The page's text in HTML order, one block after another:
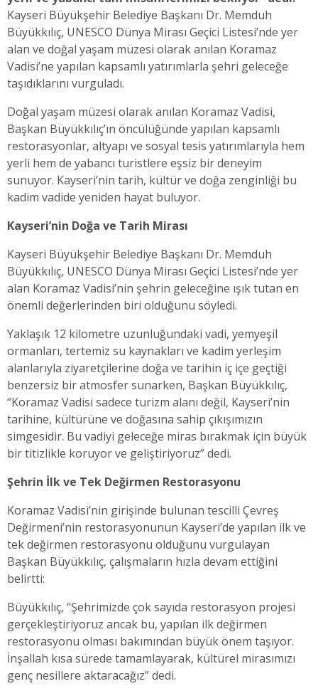
Kayseri Büyükşehir Belediye Başkanı Dr. Memduh
Büyükkılıç, UNESCO Dünya Mirası Geçici Listesi’nde yer
alan ve doğal yaşam müzesi olarak anılan Koramaz
Vadisi’ne yapılan kapsamlı yatırımlarla şehri geleceğe
taşıdıklarını vurguladı.
Doğal yaşam müzesi olarak anılan Koramaz Vadisi,
Başkan Büyükkılıç’ın öncülüğünde yapılan kapsamlı
restorasyonlar, altyapı ve sosyal tesis yatırımlarıyla hem
yerli hem de yabancı turistlere eşsiz bir deneyim
sunuyor. Kayseri’nin tarih, kültür ve doğa zenginliği bu
kadim vadide yeniden hayat buluyor.
Kayseri’nin Doğa ve Tarih Mirası
Kayseri Büyükşehir Belediye Başkanı Dr. Memduh
Büyükkılıç, UNESCO Dünya Mirası Geçici Listesi’nde yer
alan Koramaz Vadisi’nin şehrin geleceğine ışık tutan en
önemli değerlerinden biri olduğunu söyledi.
Yaklaşık 12 kilometre uzunluğundaki vadi, yemyeşil
ormanları, tertemiz su kaynakları ve kadim yerleşim
alanlarıyla ziyaretçilerine doğa ve tarihin iç içe geçtiği
benzersiz bir atmosfer sunarken, Başkan Büyükkılıç,
“Koramaz Vadisi sadece turizm alanı değil, Kayseri’nin
tarihine, kültürüne ve doğasına sahip çıkışımızın
simgesidir. Bu vadiyi geleceğe miras bırakmak için büyük
bir titizlikle koruyor ve geliştiriyoruz” dedi.
Şehrin İlk ve Tek Değirmen Restorasyonu
Koramaz Vadisi’nin girişinde bulunan tescilli Çevreş
Değirmeni’nin restorasyonunun Kayseri’de yapılan ilk ve
tek değirmen restorasyonu olduğunu vurgulayan
Başkan Büyükkılıç, çalışmaların hızla devam ettiğini
belirtti:
Büyükkılıç, “Şehrimizde çok sayıda restorasyon projesi
gerçekleştiriyoruz ancak bu, yapılan ilk değirmen
restorasyonu olması bakımından büyük önem taşıyor.
İnşallah kısa sürede tamamlayarak, kültürel mirasımızı
genç nesillere aktaracağız” dedi.